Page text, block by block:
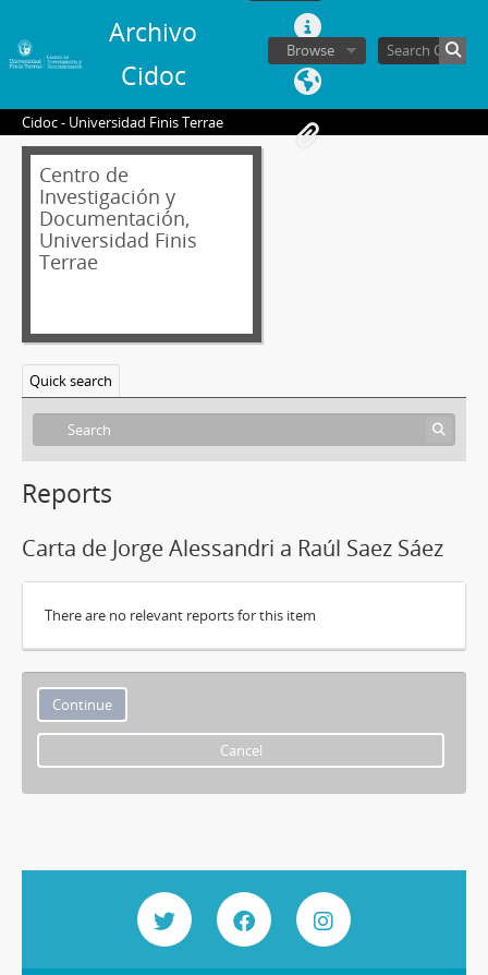
Archivo
Cidoc
Browse
Cidoc - Universidad Finis Terrae
Centro de
Investigación y
Documentación,
Universidad Finis
Terrae
Quick search
Reports
Carta de Jorge Alessandri a Raúl Saez Sáez
There are no relevant reports for this item
Cancel